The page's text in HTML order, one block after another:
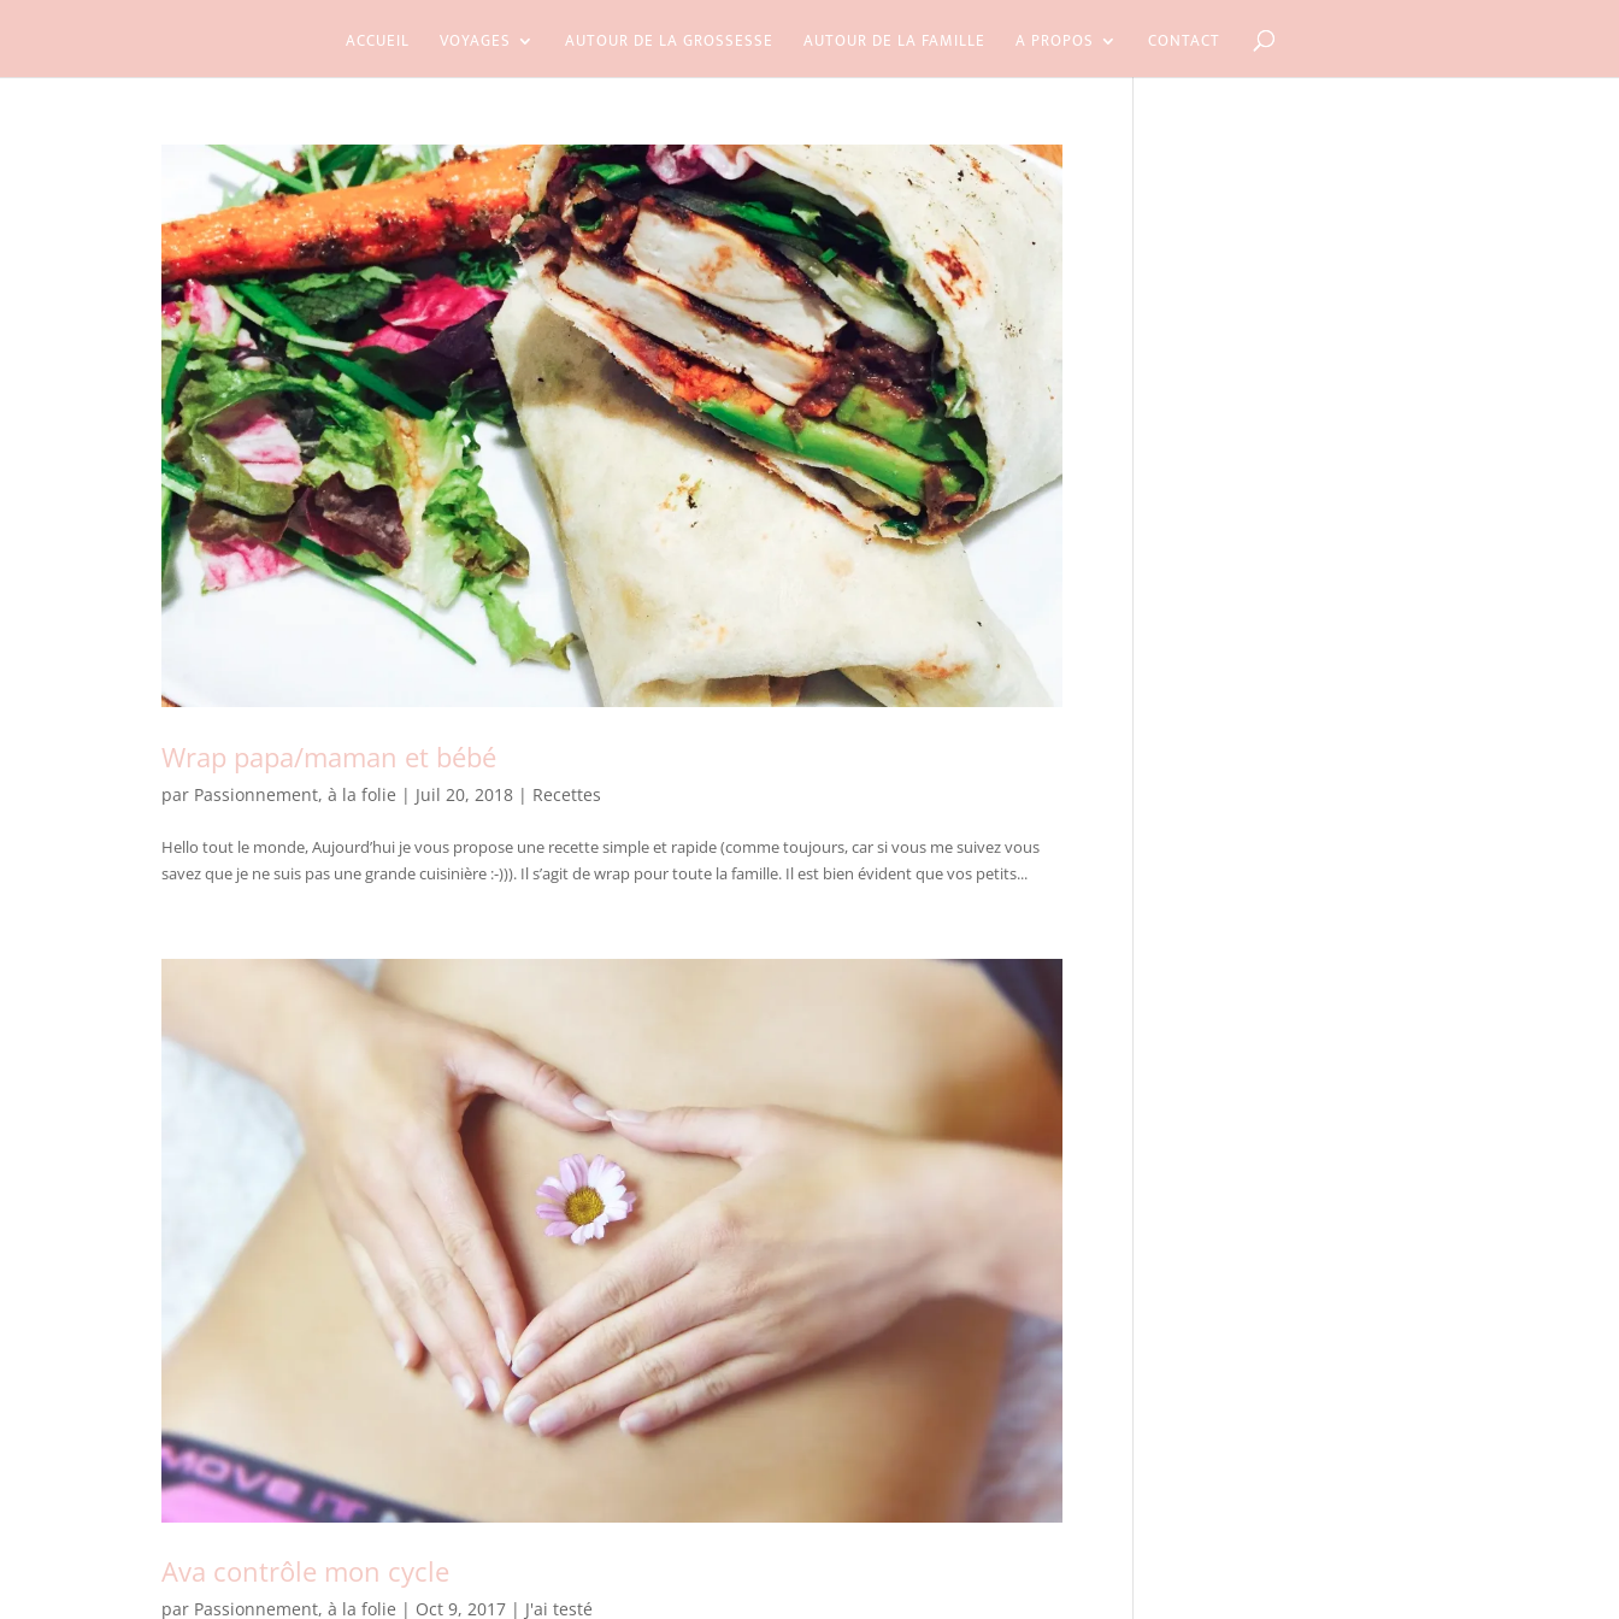
ACCUEIL VOYAGES AUTOUR DE LA GROSSESSE AUTOUR DE LA FAMILLE A PROPOS CONTACT
Wrap papa/maman et bébé
par Passionnement, à la folie | Juil 20, 2018 | Recettes
Hello tout le monde, Aujourd’hui je vous propose une recette simple et rapide (comme toujours, car si vous me suivez vous
savez que je ne suis pas une grande cuisinière :-))). Il s’agit de wrap pour toute la famille. Il est bien évident que vos petits...
Ava contrôle mon cycle
par Passionnement, à la folie | Oct 9, 2017 | J'ai testé